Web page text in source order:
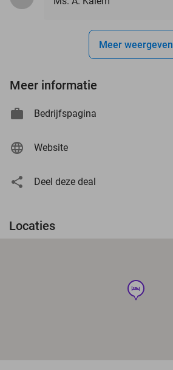
Meer weergeven
Meer informatie
Bedrijfspagina
Website
Deel deze deal
Locaties
hotel